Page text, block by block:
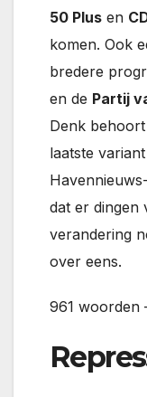
50 Plus en
komen. Ook
bredere
en de Partij
Denk
laatste
dat er dingen
verandering
over eens.
961 woorden